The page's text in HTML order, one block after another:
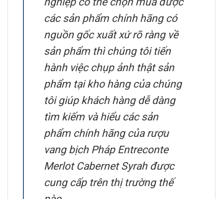
các sản phẩm chính hãng có
nguồn gốc xuất xứ rõ ràng về
sản phẩm thì chúng tôi tiến
hành việc chụp ảnh thật sản
phẩm tại kho hàng của chúng
tôi giúp khách hàng dễ dàng
tìm kiếm và hiểu các sản
phẩm chính hãng của rượu
vang bịch Pháp Entreconte
Merlot Cabernet Syrah được
cung cấp trên thị trường thế